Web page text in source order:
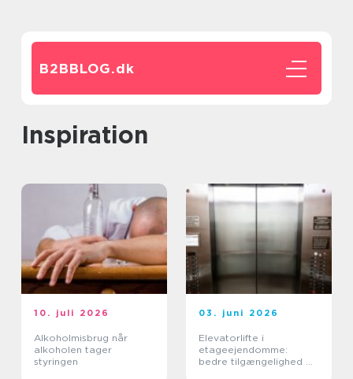
B2BBLOG.dk
inspiration
10. juli 2026
Alkoholmisbrug når
alkoholen tager
styringen
03. juni 2026
Elevatorlifte i
etageejendomme:
bedre tilgængelighed og